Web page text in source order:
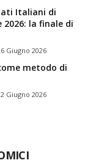
Italiani di
la finale di
Giugno 2026
metodo di
Giugno 2026